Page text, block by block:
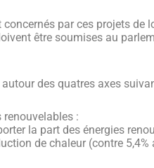
par ces projets
être soumises au
des quatres axes
:
la part des énergies
de chaleur (contre 5,4%